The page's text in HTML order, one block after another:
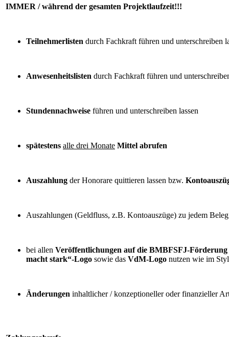
IMMER / während der gesamten Projektlaufzeit!!!
Teilnehmerlisten durch Fachkraft führen und unterschreiben
Anwesenheitslisten durch Fachkraft führen und
Stundennachweise führen und unterschreiben lassen
spätestens alle drei Monate Mittel abrufen
Auszahlung der Honorare quittieren lassen bzw.
Auszahlungen (Geldfluss, z.B. Kontoauszüge) zu jedem
bei allen Veröffentlichungen auf die BMBFSFJ-
macht stark“-Logo sowie das VdM-Logo nutzen wie im
Änderungen inhaltlicher / konzeptioneller oder finanzieller